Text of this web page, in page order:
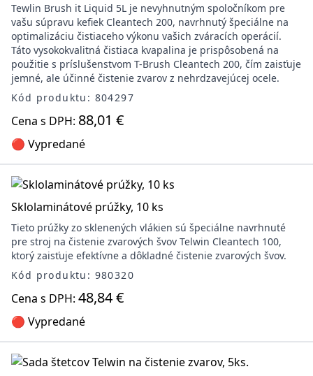
Tewlin Brush it Liquid 5L je nevyhnutným spoločníkom pre
vašu súpravu kefiek Cleantech 200, navrhnutý špeciálne na
optimalizáciu čistiaceho výkonu vašich zváracích operácií.
Táto vysokokvalitná čistiaca kvapalina je prispôsobená na
použitie s príslušenstvom T-Brush Cleantech 200, čím zaisťuje
jemné, ale účinné čistenie zvarov z nehrdzavejúcej ocele.
Kód produktu: 804297
Cena s DPH: 88,01 €
🔴 Vypredané
Sklolaminátové prúžky, 10 ks
Tieto prúžky zo sklenených vlákien sú špeciálne navrhnuté
pre stroj na čistenie zvarových švov Telwin Cleantech 100,
ktorý zaisťuje efektívne a dôkladné čistenie zvarových švov.
Kód produktu: 980320
Cena s DPH: 48,84 €
🔴 Vypredané